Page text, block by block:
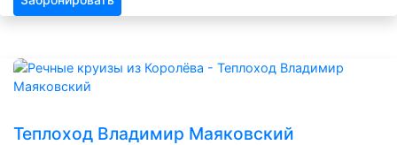
Теплоход Владимир Маяковский